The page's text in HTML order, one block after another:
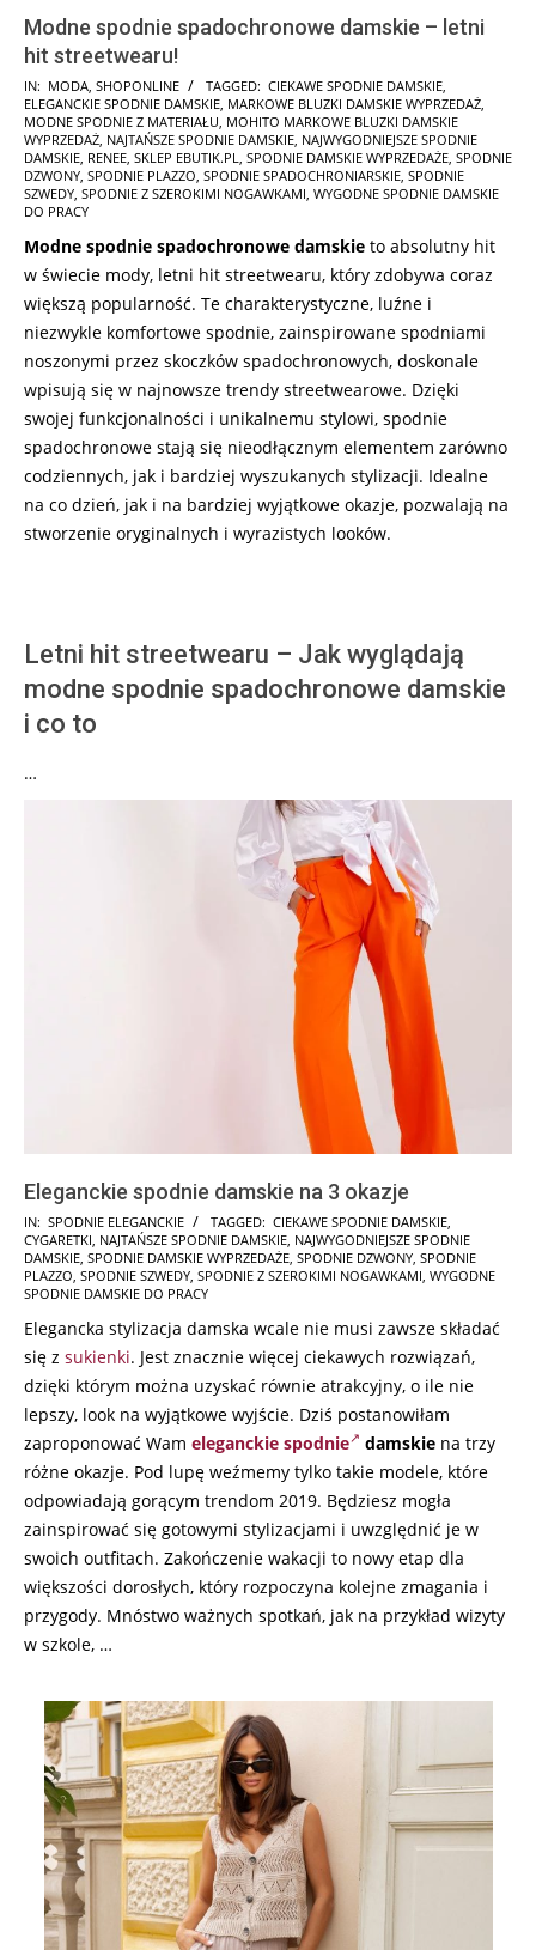
Modne spodnie spadochronowe damskie – letni
hit streetwearu!
2026-
02-
12
IN: MODA, SHOPONLINE TAGGED: CIEKAWE SPODNIE DAMSKIE,
ELEGANCKIE SPODNIE DAMSKIE, MARKOWE BLUZKI DAMSKIE WYPRZEDAŻ,
MODNE SPODNIE Z MATERIAŁU, MOHITO MARKOWE BLUZKI DAMSKIE
WYPRZEDAŻ, NAJTAŃSZE SPODNIE DAMSKIE, NAJWYGODNIEJSZE SPODNIE
DAMSKIE, RENEE, SKLEP EBUTIK.PL, SPODNIE DAMSKIE WYPRZEDAŻE, SPODNIE
DZWONY, SPODNIE PLAZZO, SPODNIE SPADOCHRONIARSKIE, SPODNIE
SZWEDY, SPODNIE Z SZEROKIMI NOGAWKAMI, WYGODNE SPODNIE DAMSKIE
DO PRACY
Modne spodnie spadochronowe damskie to absolutny hit
w świecie mody, letni hit streetwearu, który zdobywa coraz
większą popularność. Te charakterystyczne, luźne i
niezwykle komfortowe spodnie, zainspirowane spodniami
noszonymi przez skoczków spadochronowych, doskonale
wpisują się w najnowsze trendy streetwearowe. Dzięki
swojej funkcjonalności i unikalnemu stylowi, spodnie
spadochronowe stają się nieodłącznym elementem zarówno
codziennych, jak i bardziej wyszukanych stylizacji. Idealne
na co dzień, jak i na bardziej wyjątkowe okazje, pozwalają na
stworzenie oryginalnych i wyrazistych looków.
Letni hit streetwearu – Jak wyglądają
modne spodnie spadochronowe damskie
i co to
…
Eleganckie spodnie damskie na 3 okazje
2025-
08-
16
IN: SPODNIE ELEGANCKIE TAGGED: CIEKAWE SPODNIE DAMSKIE
CYGARETKI NAJTAŃSZE SPODNIE DAMSKIE NAJWYGODNIEJSZE SPODNIE
DAMSKIE SPODNIE DAMSKIE WYPRZEDAŻE SPODNIE DZWONY SPODNIE
PLAZZO SPODNIE SZWEDY SPODNIE Z SZEROKIMI NOGAWKAMI WYGODNE
SPODNIE DAMSKIE DO PRACY
Elegancka stylizacja damska wcale nie musi zawsze składać
się z sukienki. Jest znacznie więcej ciekawych rozwiązań,
dzięki którym można uzyskać równie atrakcyjny, o ile nie
lepszy, look na wyjątkowe wyjście. Dziś postanowiłam
zaproponować Wam eleganckie spodnie damskie na trzy
różne okazje. Pod lupę weźmemy tylko takie modele, które
odpowiadają gorącym trendom 2019. Będziesz mogła
zainspirować się gotowymi stylizacjami i uwzględnić je w
swoich outfitach. Zakończenie wakacji to nowy etap dla
większości dorosłych, który rozpoczyna kolejne zmagania i
przygody. Mnóstwo ważnych spotkań, jak na przykład wizyty
w szkole, …